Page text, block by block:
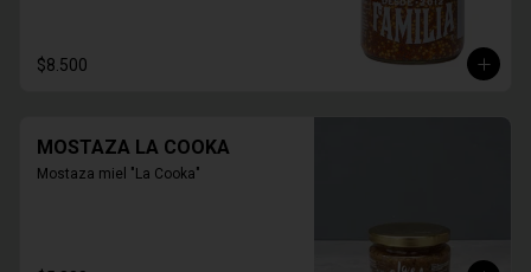
$8.500
MOSTAZA LA COOKA
Mostaza miel "La Cooka"